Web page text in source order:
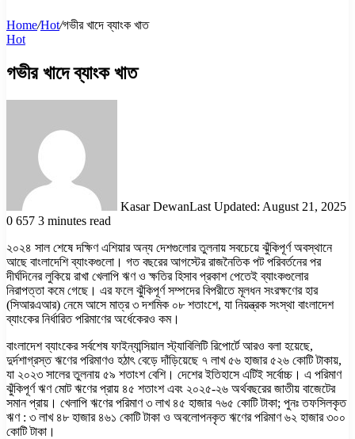
Home/Hot/গভীর খাদে ব্যাংক খাত
Hot
গভীর খাদে ব্যাংক খাত
Kasar DewanLast Updated: August 21, 2025
0 657 3 minutes read
২০২৪ সাল শেষে দক্ষিণ এশিয়ার অন্য দেশগুলোর তুলনায় সবচেয়ে ঝুঁকিপূর্ণ অবস্থানে
আছে বাংলাদেশি ব্যাংকগুলো। গত বছরের আগস্টের রাজনৈতিক পট পরিবর্তনের পর
দীর্ঘদিনের লুকিয়ে রাখা খেলাপি ঋণ ও ক্ষতির হিসাব প্রকাশ পেতেই ব্যাংকগুলোর
নিরাপত্তা কমে গেছে। এর ফলে ঝুঁকিপূর্ণ সম্পদের বিপরীতে মূলধন সংরক্ষণের হার
(সিআরএআর) নেমে আসে মাত্র ৩ দশমিক ০৮ শতাংশে, যা নিয়ন্ত্রক সংস্থা বাংলাদেশ
ব্যাংকের নির্ধারিত পরিমাণের অর্ধেকেরও কম।
বাংলাদেশ ব্যাংকের সর্বশেষ ফাইন্যান্সিয়াল স্ট্যাবিলিটি রিপোর্টে আরও বলা হয়েছে,
দুর্দশাগ্রস্ত ঋণের পরিমাণও হঠাৎ বেড়ে দাঁড়িয়েছে ৭ লাখ ৫৬ হাজার ৫২৬ কোটি টাকায়,
যা ২০২৩ সালের তুলনায় ৫৯ শতাংশ বেশি। দেশের ইতিহাসে এটিই সর্বোচ্চ। এ পরিমাণ
ঝুঁকিপূর্ণ ঋণ মোট ঋণের প্রায় ৪৫ শতাংশ এবং ২০২৫-২৬ অর্থবছরের জাতীয় বাজেটের
সমান প্রায়। খেলাপি ঋণের পরিমাণ ৩ লাখ ৪৫ হাজার ৭৬৫ কোটি টাকা; পুনঃ তফসিলকৃত
ঋণ : ৩ লাখ ৪৮ হাজার ৪৬১ কোটি টাকা ও অবলোপনকৃত ঋণের পরিমাণ ৬২ হাজার ৩০০
কোটি টাকা।